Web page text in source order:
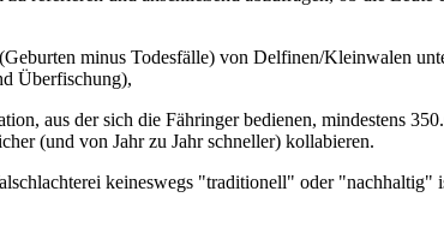
minus Todesfälle) von Delfinen/Kleinwalen
Überfischung),
aus der sich die Fähringer bedienen, mindestens
(und von Jahr zu Jahr schneller) kollabieren.
keineswegs "traditionell" oder